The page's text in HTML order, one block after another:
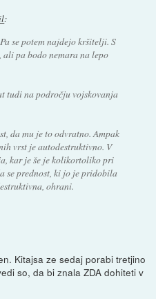
:
se potem najdejo kršitelji. S
pa bodo nemara na lepo
tudi na področju vojskovanja
da mu je to odvratno. Ampak
vrst je autodestruktivno. V
kar je še je kolikortoliko pri
se prednost, ki jo je pridobila
ohrani.
Kitajsa ze sedaj porabi tretjino
so, da bi znala ZDA dohiteti v